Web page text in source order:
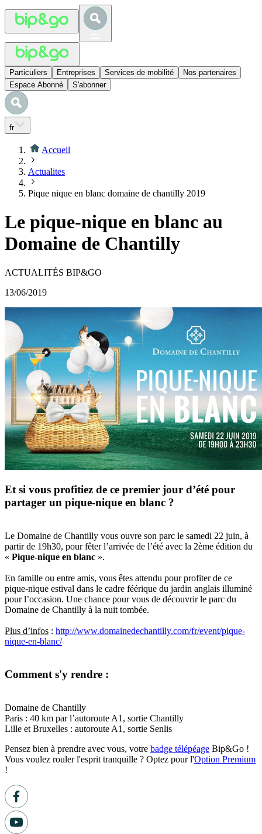
Particuliers Entreprises Services de mobilité
Nos partenaires
Espace Abonné
S'abonner
fr
Accueil
Actualites
Pique nique en blanc domaine de chantilly 2019
Le pique-nique en blanc au
Domaine de Chantilly
ACTUALITÉS BIP&GO
13/06/2019
Et si vous profitiez de ce premier jour d’été pour
partager un pique-nique en blanc ?
Le Domaine de Chantilly vous ouvre son parc le samedi 22 juin, à
partir de 19h30, pour fêter l’arrivée de l’été avec la 2ème édition du
« Pique-nique en blanc ».
En famille ou entre amis, vous êtes attendu pour profiter de ce
pique-nique estival dans le cadre féérique du jardin anglais illuminé
pour l’occasion. Une chance pour vous de découvrir le parc du
Domaine de Chantilly à la nuit tombée.
Plus d’infos : http://www.domainedechantilly.com/fr/event/pique-
nique-en-blanc/
Comment s'y rendre :
Domaine de Chantilly
Paris : 40 km par l’autoroute A1, sortie Chantilly
Lille et Bruxelles : autoroute A1, sortie Senlis
Pensez bien à prendre avec vous, votre badge télépéage Bip&Go !
Vous voulez rouler l'esprit tranquille ? Optez pour l'Option Premium
!